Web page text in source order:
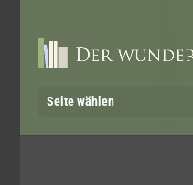
Seite wählen